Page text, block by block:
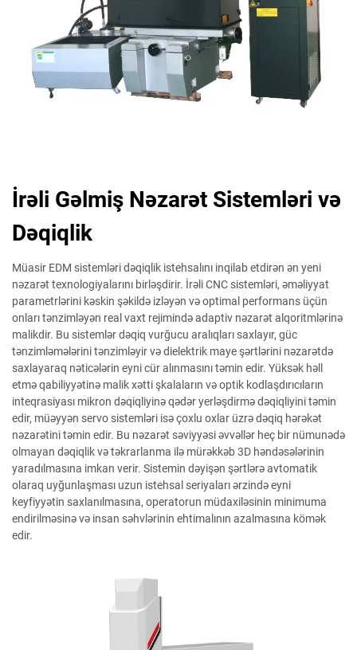
İrəli Gəlmiş Nəzarət Sistemləri və
Dəqiqlik
Müasir EDM sistemləri dəqiqlik istehsalını inqilab etdirən ən yeni
nəzarət texnologiyalarını birləşdirir. İrəli CNC sistemləri, əməliyyat
parametrlərini kəskin şəkildə izləyən və optimal performans üçün
onları tənzimləyən real vaxt rejimində adaptiv nəzarət alqoritmlərinə
malikdir. Bu sistemlər dəqiq vurğucu aralıqları saxlayır, güc
tənzimləmələrini tənzimləyir və dielektrik maye şərtlərini nəzarətdə
saxlayaraq nəticələrin eyni cür alınmasını təmin edir. Yüksək həll
etmə qabiliyyətinə malik xətti şkalaların və optik kodlaşdırıcıların
inteqrasiyası mikron dəqiqliyinə qədər yerləşdirmə dəqiqliyini təmin
edir, müəyyən servo sistemləri isə çoxlu oxlar üzrə dəqiq hərəkət
nəzarətini təmin edir. Bu nəzarət səviyyəsi əvvəllər heç bir nümunədə
olmayan dəqiqlik və təkrarlanma ilə mürəkkəb 3D həndəsələrinin
yaradılmasına imkan verir. Sistemin dəyişən şərtlərə avtomatik
olaraq uyğunlaşması uzun istehsal seriyaları ərzində eyni
keyfiyyətin saxlanılmasına, operatorun müdaxiləsinin minimuma
endirilməsinə və insan səhvlərinin ehtimalının azalmasına kömək
edir.